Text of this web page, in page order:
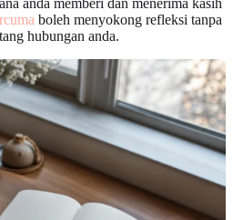
boleh menyokong refleksi tanpa
hubungan anda.